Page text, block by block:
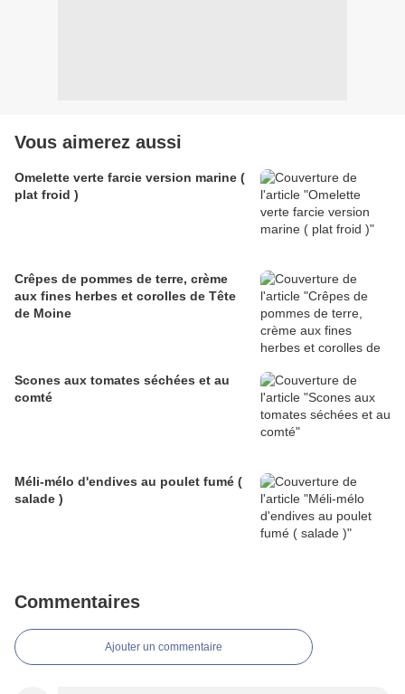
Vous aimerez aussi
Omelette verte farcie version marine (
plat froid )
Crêpes de pommes de terre, crème
aux fines herbes et corolles de Tête
de Moine
Scones aux tomates séchées et au
comté
Méli-mélo d'endives au poulet fumé (
salade )
Commentaires
Ajouter un commentaire